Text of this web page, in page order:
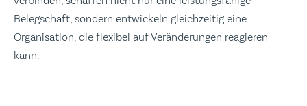
Belegschaft, sondern entwickeln gleichzeitig eine
Organisation, die flexibel auf Veränderungen reagieren
kann.